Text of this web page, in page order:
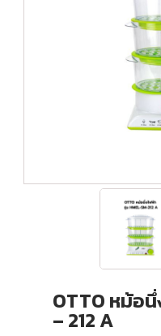
OTTO หม้อนึ่
– 212 A